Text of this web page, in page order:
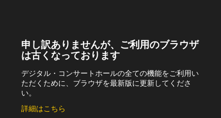
申し訳ありませんが、ご利用のブラウザ
は古くなっております
デジタル・コンサートホールの全ての機能をご利用い
ただくために、ブラウザを最新版に更新してくださ
い。
詳細はこちら